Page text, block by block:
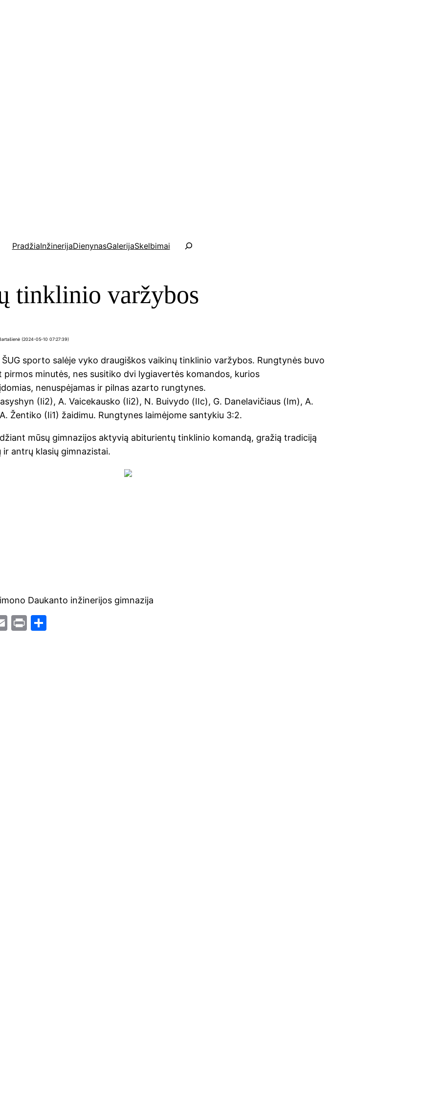
PradžiaInžinerijaDienynasGalerijaSkelbimai
a
k
tinklinio varžybos
(2024-05-10 07:27:39)
ŠUG sporto salėje vyko draugiškos vaikinų tinklinio varžybos. Rungtynės buvo
pirmos minutės, nes susitiko dvi lygiavertės komandos, kurios
nenuspėjamas ir pilnas azarto rungtynes.
(Ii2), A. Vaicekausko (Ii2), N. Buivydo (IIc), G. Danelavičiaus (Im), A.
Žentiko (Ii1) žaidimu. Rungtynes laimėjome santykiu 3:2.
mūsų gimnazijos aktyvią abiturientų tinklinio komandą, gražią tradiciją
ir antrų klasių gimnazistai.
Daukanto inžinerijos gimnazija
E
Pr